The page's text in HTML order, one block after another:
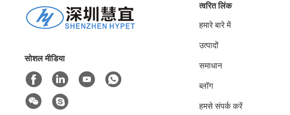
सोशल मीडिया
त्वरित लिंक
हमारे बारे में
उत्पादों
समाधान
ब्लॉग
हमसे संपर्क करें